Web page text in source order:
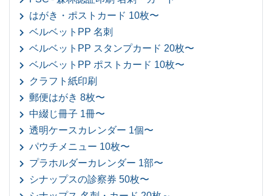
はがき・ポストカード 10枚〜
ベルベットPP 名刺
ベルベットPP スタンプカード 20枚〜
ベルベットPP ポストカード 10枚〜
クラフト紙印刷
郵便はがき 8枚〜
中綴じ冊子 1冊〜
透明ケースカレンダー 1個〜
パウチメニュー 10枚〜
プラホルダーカレンダー 1部〜
シナップスの診察券 50枚〜